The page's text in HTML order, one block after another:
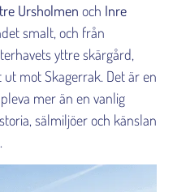
Ursholmen och Inre
smalt, och från
yttre skärgård,
mot Skagerrak. Det är en
mer än en vanlig
sälmiljöer och känslan